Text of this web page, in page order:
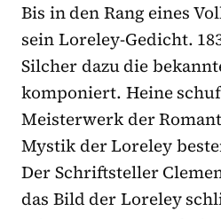
Bis in den Rang eines
sein Loreley-Gedicht.
Silcher dazu die
komponiert. Heine
Meisterwerk der
Mystik der Loreley
Der Schriftsteller
das Bild der Loreley